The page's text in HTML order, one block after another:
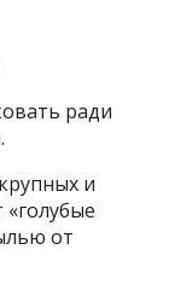
ради
и
от